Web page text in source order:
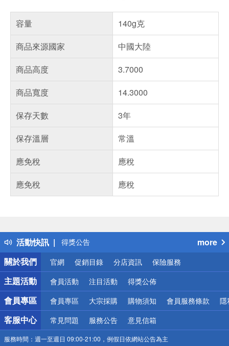
容量
140g克
商品來源國家
中國大陸
商品高度
3.7000
商品寬度
14.3000
保存天數
3年
保存溫層
常溫
應免稅
應稅
應免稅
應稅
活動快訊
得獎公告
熱門話題
銀行優惠
偏遠地區配送
詐騙網頁！請小心！
more
關於我們
官網 促銷目錄 分店資訊 保險服務
主題活動 會員活動 注目活動 得獎公佈
會員專區 會員專區 大宗採購 購物須知 會員服務條款 隱
客服中心 常見問題 服務公告 意見信箱
服務時間： 週一至週日 09:00-21:00，例假日依網站公告為主